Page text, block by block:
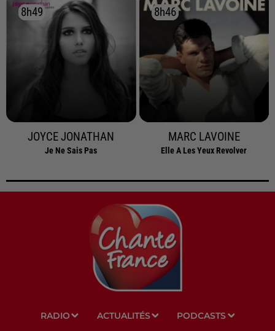
8h49
8h49
JOYCE JONATHAN
Je Ne Sais Pas
8h46
8h46
MARC LAVOINE
Elle A Les Yeux Revolver
RADIO ACTUALITÉS PODCASTS